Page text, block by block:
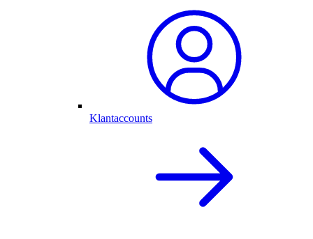
Klantaccounts